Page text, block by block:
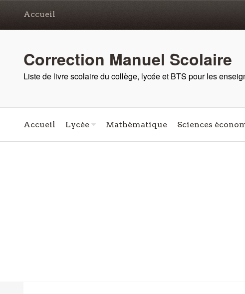
Accueil
Correction Manuel Scolaire
Liste de livre scolaire du collège, lycée et BTS pour les
Accueil Lycée Mathématique Sciences